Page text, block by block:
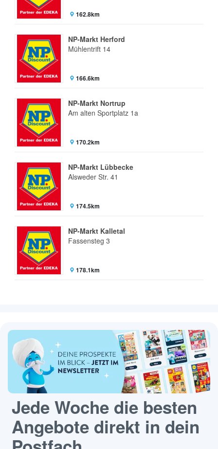
162.8km
NP-Markt Herford
Mühlentrift 14
166.6km
NP-Markt Nortrup
Am alten Sportplatz 1a
170.2km
NP-Markt Lübbecke
Alsweder Str. 41
174.5km
NP-Markt Kalletal
Fassensteg 3
178.1km
Jede Woche die besten
Angebote direkt in dein